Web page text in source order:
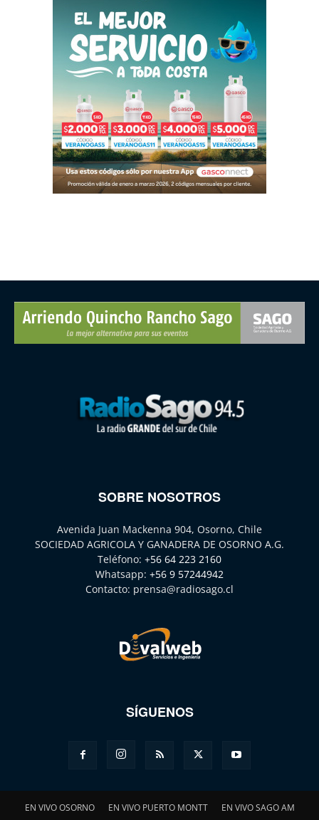
SOBRE NOSOTROS
Avenida Juan Mackenna 904, Osorno, Chile
SOCIEDAD AGRICOLA Y GANADERA DE OSORNO A.G.
Teléfono: +56 64 223 2160
Whatsapp: +56 9 57244942
Contacto: prensa@radiosago.cl
SÍGUENOS
EN VIVO OSORNO EN VIVO PUERTO MONTT EN VIVO SAGO AM